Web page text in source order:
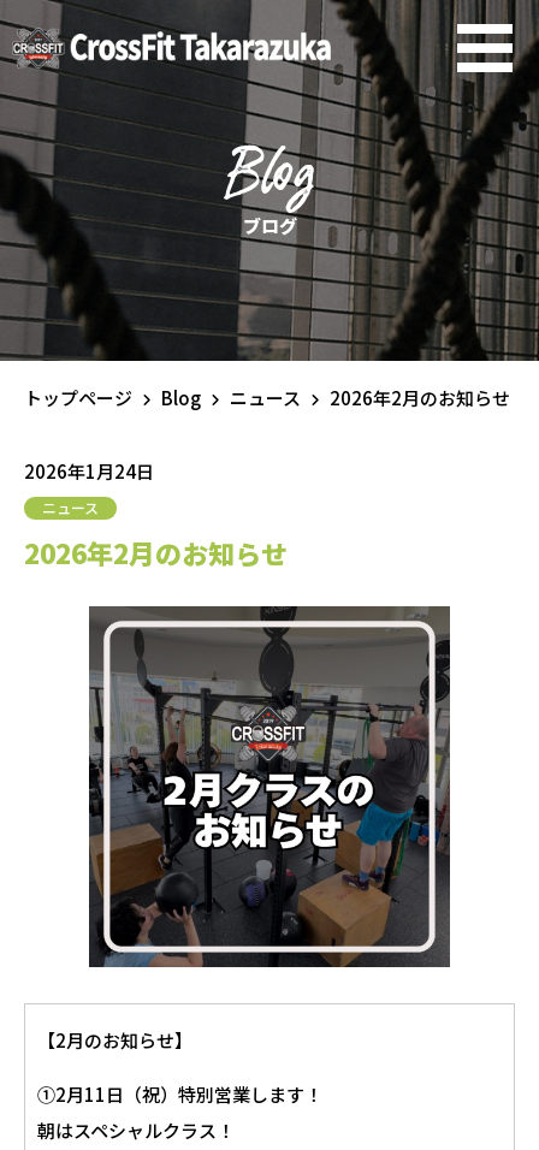
Blog
ブログ
トップページ Blog ニュース 2026年2月のお知らせ
2026年1月24日
ニュース
2026年2月のお知らせ
【2月のお知らせ】
①2月11日（祝）特別営業します！
朝はスペシャルクラス！